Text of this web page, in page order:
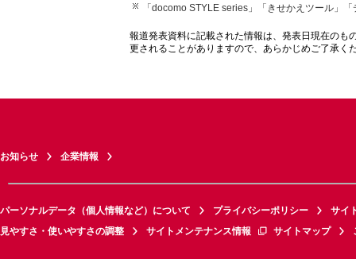
「docomo STYLE series」「きせかえツール」
報道発表資料に記載された情報は、発表日現在のも
更されることがありますので、あらかじめご了承く
お知らせ 企業情報
パーソナルデータ（個人情報など）について プライバシーポリシー
サイ
見やすさ・使いやすさの調整
サイトメンテナンス情報 サイトマップ